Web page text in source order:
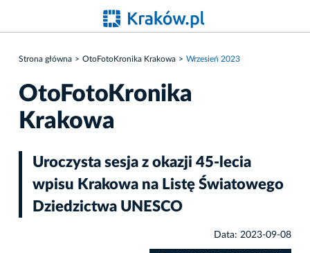
Strona główna OtoFotoKronika Krakowa Wrzesień 2023
OtoFotoKronika
Krakowa
Uroczysta sesja z okazji 45-lecia
wpisu Krakowa na Listę Światowego
Dziedzictwa UNESCO
Data: 2023-09-08